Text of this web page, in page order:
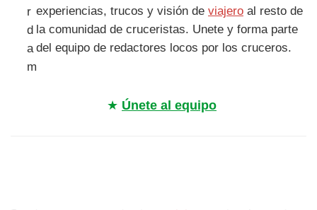
experiencias, trucos y visión de viajero al resto de
la comunidad de cruceristas. Unete y forma parte
del equipo de redactores locos por los cruceros.
★ Únete al equipo